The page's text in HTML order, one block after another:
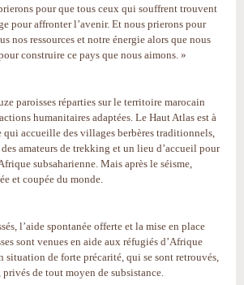
pour que tous ceux qui souffrent trouvent
pour affronter l’avenir. Et nous prierons pour
nos ressources et notre énergie alors que nous
construire ce pays que nous aimons. »
paroisses réparties sur le territoire marocain
humanitaires adaptées. Le Haut Atlas est à
qui accueille des villages berbères traditionnels,
amateurs de trekking et un lieu d’accueil pour
subsaharienne. Mais après le séisme,
et coupée du monde.
l’aide spontanée offerte et la mise en place
sont venues en aide aux réfugiés d’Afrique
situation de forte précarité, qui se sont retrouvés,
de tout moyen de subsistance.